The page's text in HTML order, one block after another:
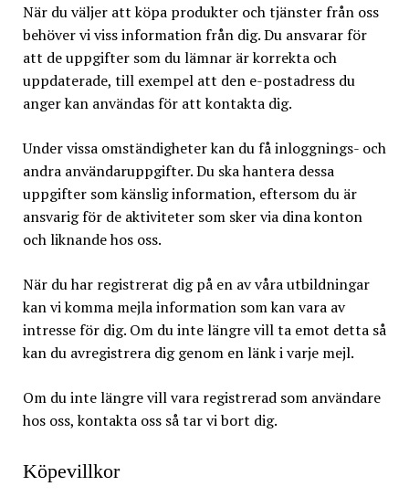
När du väljer att köpa produkter och tjänster från oss
behöver vi viss information från dig. Du ansvarar för
att de uppgifter som du lämnar är korrekta och
uppdaterade, till exempel att den e-postadress du
anger kan användas för att kontakta dig.
Under vissa omständigheter kan du få inloggnings- och
andra användaruppgifter. Du ska hantera dessa
uppgifter som känslig information, eftersom du är
ansvarig för de aktiviteter som sker via dina konton
och liknande hos oss.
När du har registrerat dig på en av våra utbildningar
kan vi komma mejla information som kan vara av
intresse för dig. Om du inte längre vill ta emot detta så
kan du avregistrera dig genom en länk i varje mejl.
Om du inte längre vill vara registrerad som användare
hos oss, kontakta oss så tar vi bort dig.
Köpevillkor